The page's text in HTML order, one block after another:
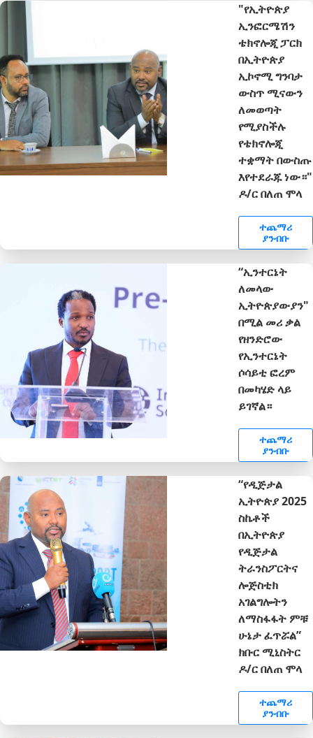
"የኢትዮጵያ
ኢንፎርሜሽን
ቴክኖሎጂ ፓርክ
በኢትዮጵያ
ኢኮኖሚ ግንባታ
ውስጥ ሚናውን
ለመወጣት
የሚያስችሉ
የቴክኖሎጂ
ተቋማት በውስጡ
እየተደራጁ ነው።"
ዶ/ር በለጠ ሞላ
ተጨማሪ
ያንብቡ
“ኢንተርኔት
ለመላው
ኢትዮጵያውያን"
በሚል መሪ ቃል
የዘንድሮው
የኢንተርኔት
ሶሳይቲ ፎረም
በመካሄድ ላይ
ይገኛል።
ተጨማሪ
ያንብቡ
“የዲጅታል
ኢትዮጵያ 2025
ስኬቶች
በኢትዮጵያ
የዲጅታል
ትራንስፖርትና
ሎጅስቲክ
አገልግሎትን
ለማስፋፋት ምቹ
ሁኔታ ፈጥሯል”
ክቡር ሚኒስትር
ዶ/ር በለጠ ሞላ
ተጨማሪ
ያንብቡ